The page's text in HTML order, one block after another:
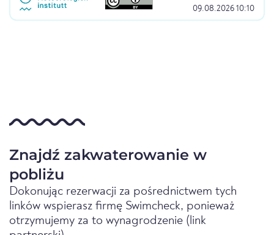
09.08.2026 10:10
Znajdź zakwaterowanie w
pobliżu
Dokonując rezerwacji za pośrednictwem tych
linków wspierasz firmę Swimcheck, ponieważ
otrzymujemy za to wynagrodzenie (link